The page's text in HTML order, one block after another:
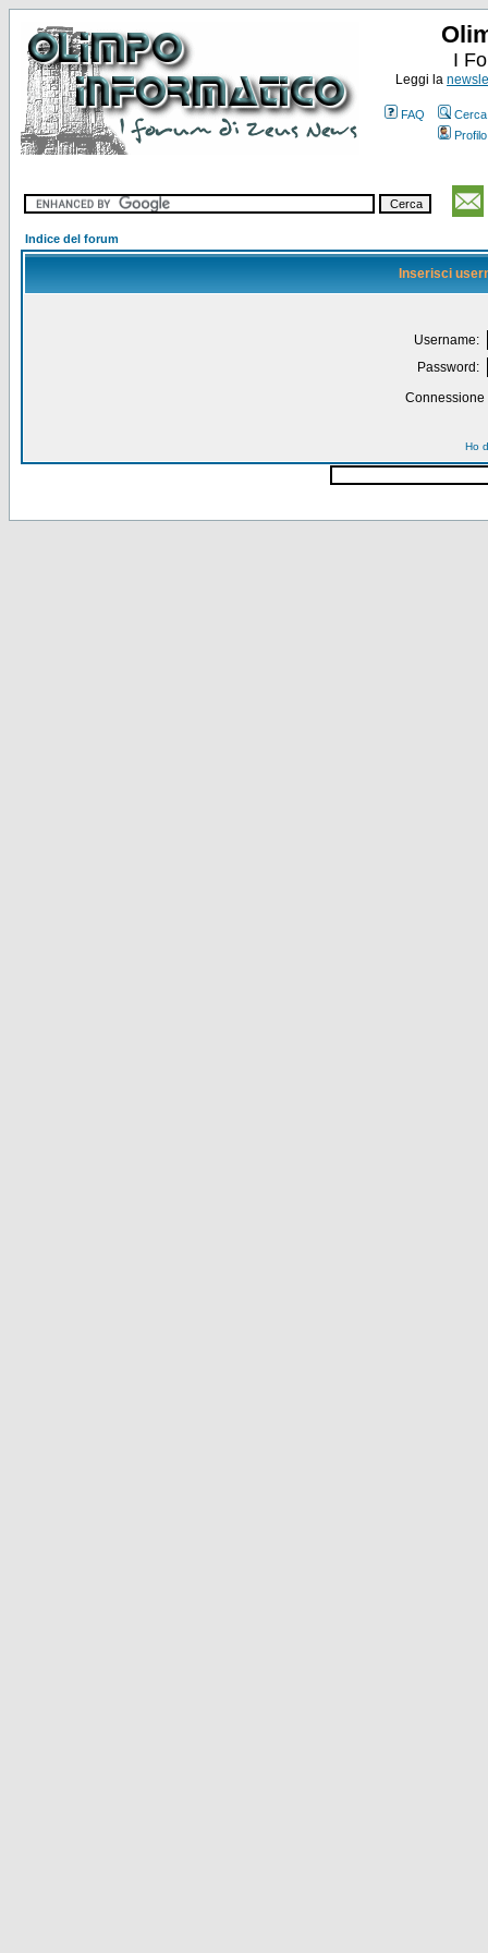
I
Leggi la
FAQ
Cerca
Profilo
Indice del forum
Inserisci
Username:
Password:
Ho